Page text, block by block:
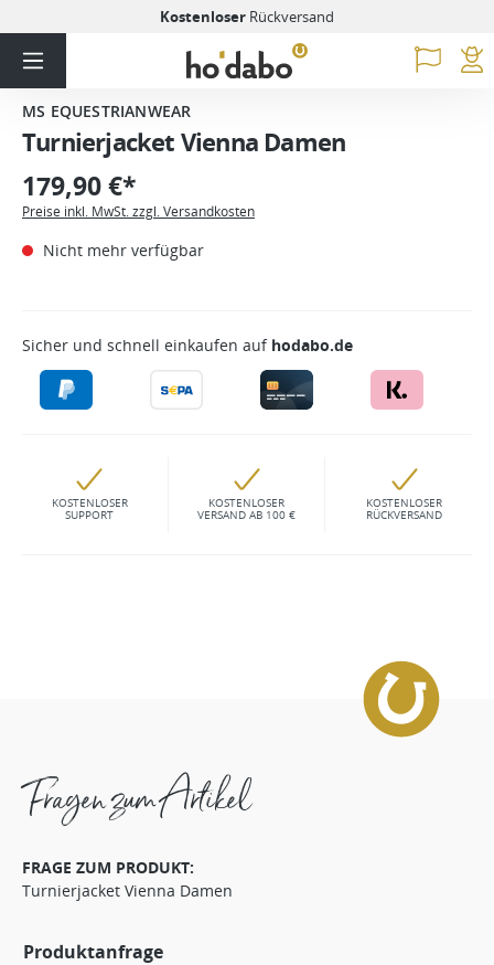
Kostenloser Rückversand
MS EQUESTRIANWEAR
Turnierjacket Vienna Damen
179,90 €*
Preise inkl. MwSt. zzgl. Versandkosten
Nicht mehr verfügbar
Sicher und schnell einkaufen auf hodabo.de
KOSTENLOSER
SUPPORT
KOSTENLOSER
VERSAND AB 100 €
KOSTENLOSER
RÜCKVERSAND
Fragen zum Artikel
FRAGE ZUM PRODUKT:
Turnierjacket Vienna Damen
Produktanfrage